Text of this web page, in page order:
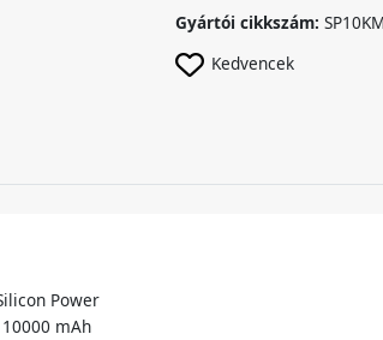
Gyártói cikkszám:
Kedvencek
Power
10000 mAh